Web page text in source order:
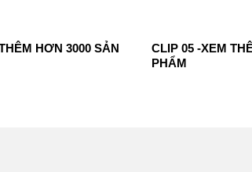
HƠN 3000 SẢN
CLIP 05 -XEM
PHẨM